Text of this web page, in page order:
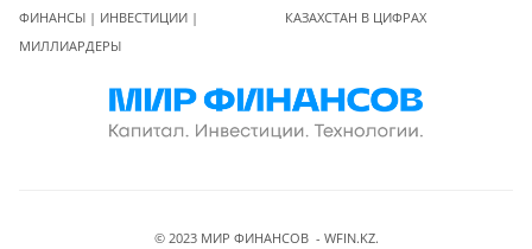
ФИНАНСЫ | ИНВЕСТИЦИИ |
МИЛЛИАРДЕРЫ
КАЗАХСТАН В ЦИФРАХ
© 2023 МИР ФИНАНСОВ - WFIN.KZ.